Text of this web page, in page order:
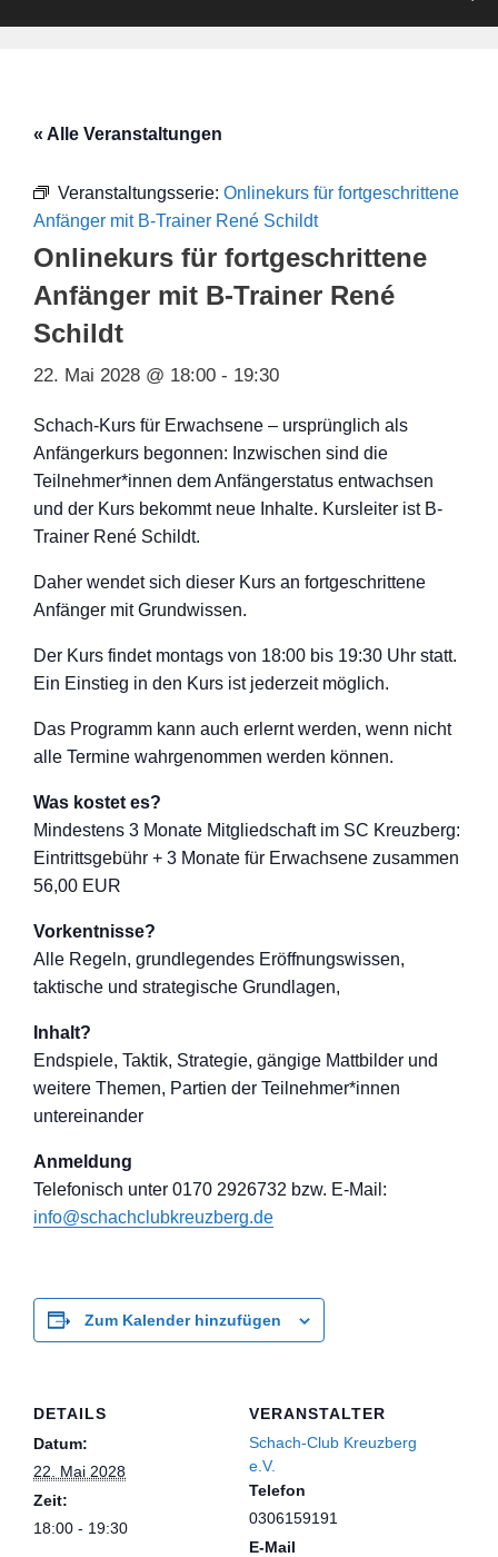
« Alle Veranstaltungen
Veranstaltungsserie: Onlinekurs für fortgeschrittene
Anfänger mit B-Trainer René Schildt
Onlinekurs für fortgeschrittene
Anfänger mit B-Trainer René
Schildt
22. Mai 2028 @ 18:00 - 19:30
Schach-Kurs für Erwachsene – ursprünglich als
Anfängerkurs begonnen: Inzwischen sind die
Teilnehmer*innen dem Anfängerstatus entwachsen
und der Kurs bekommt neue Inhalte. Kursleiter ist B-
Trainer René Schildt.
Daher wendet sich dieser Kurs an fortgeschrittene
Anfänger mit Grundwissen.
Der Kurs findet montags von 18:00 bis 19:30 Uhr statt.
Ein Einstieg in den Kurs ist jederzeit möglich.
Das Programm kann auch erlernt werden, wenn nicht
alle Termine wahrgenommen werden können.
Was kostet es?
Mindestens 3 Monate Mitgliedschaft im SC Kreuzberg:
Eintrittsgebühr + 3 Monate für Erwachsene zusammen
56,00 EUR
Vorkentnisse?
Alle Regeln, grundlegendes Eröffnungswissen,
taktische und strategische Grundlagen,
Inhalt?
Endspiele, Taktik, Strategie, gängige Mattbilder und
weitere Themen, Partien der Teilnehmer*innen
untereinander
Anmeldung
Telefonisch unter 0170 2926732 bzw. E-Mail:
info@schachclubkreuzberg.de
Zum Kalender hinzufügen
DETAILS
Datum:
22. Mai 2028
Zeit:
18:00 - 19:30
VERANSTALTER
Schach-Club Kreuzberg
e.V.
Telefon
0306159191
E-Mail